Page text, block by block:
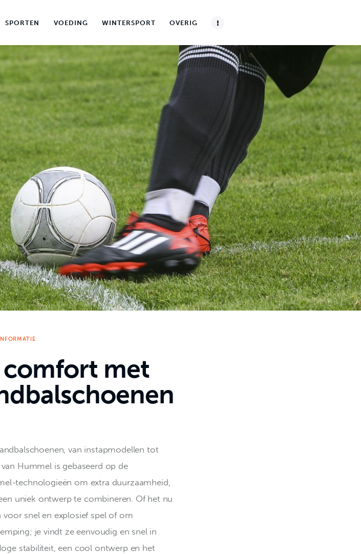
SPORTEN VOEDING WINTERSPORT OVERIG
VOEDING WINTERSPORT OVERIG CONTACT
comfort met
van instapmodellen tot
Hummel is gebaseerd op de
technologieën om extra duurzaamheid,
uniek ontwerp te combineren. Of het nu
snel en explosief spel of om
je vindt ze eenvoudig en snel in
stabiliteit, een cool ontwerp en het